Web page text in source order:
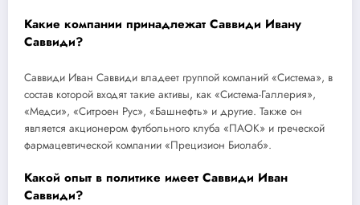
Какие компании принадлежат Саввиди Ивану
Саввиди?
Саввиди Иван Саввиди владеет группой компаний «Система», в
состав которой входят такие активы, как «Система-Галлерия»,
«Медси», «Ситроен Рус», «Башнефть» и другие. Также он
является акционером футбольного клуба «ПАОК» и греческой
фармацевтической компании «Прецизион Биолаб».
Какой опыт в политике имеет Саввиди Иван
Саввиди?